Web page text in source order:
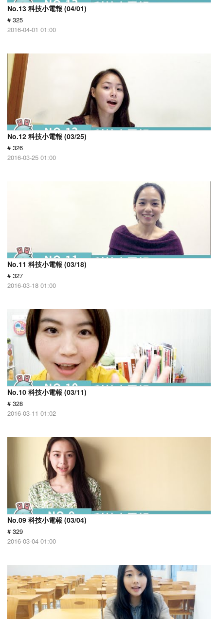
No.13 科技小電報 (04/01)
# 325
2016-04-01 01:00
No.12 科技小電報 (03/25)
# 326
2016-03-25 01:00
No.11 科技小電報 (03/18)
# 327
2016-03-18 01:00
No.10 科技小電報 (03/11)
# 328
2016-03-11 01:02
No.09 科技小電報 (03/04)
# 329
2016-03-04 01:00